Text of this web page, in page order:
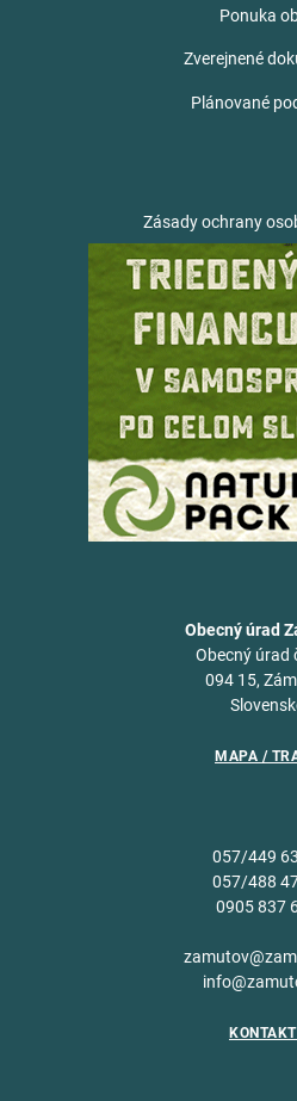
Ponuka
Zverejnené
Plánované
Zásady ochrany
Obecný úrad
Obecný úrad
094 15,
MAPA /
057/449
057/488
0905 837